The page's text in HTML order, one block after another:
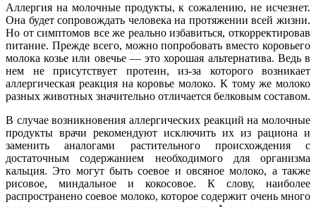
Аллергия на молочные продукты, к сожалению, не исчезнет.
Она будет сопровождать человека на протяжении всей жизни.
Но от симптомов все же реально избавиться, откорректировав
питание. Прежде всего, можно попробовать вместо коровьего
молока козье или овечье — это хорошая альтернатива. Ведь в
нем не присутствует протеин, из-за которого возникает
аллергическая реакция на коровье молоко. К тому же молоко
разных животных значительно отличается белковым составом.
В случае возникновения аллергических реакций на молочные
продукты врачи рекомендуют исключить их из рациона и
заменить аналогами растительного происхождения с
достаточным содержанием необходимого для организма
кальция. Это могут быть соевое и овсяное молоко, а также
рисовое, миндальное и кокосовое. К слову, наиболее
распространено соевое молоко, которое содержит очень много